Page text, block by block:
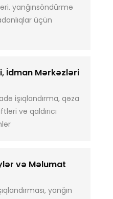
yanğınsöndürmə
üçün
İdman Mərkəzləri
işıqlandırma, qəza
və qaldırıcı
və Məlumat
yanğın